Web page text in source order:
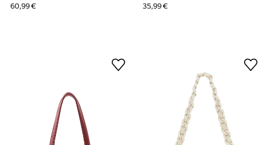
60,99 € 35,99 €